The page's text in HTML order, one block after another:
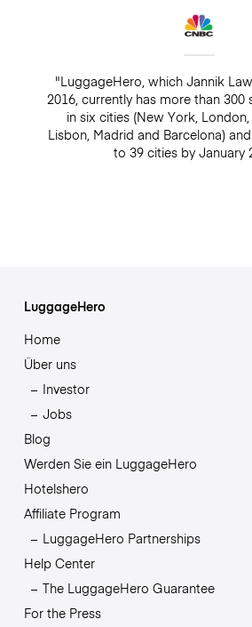
"LuggageHero, which Jannik
2016, currently has more than
in six cities (New York,
Lisbon, Madrid and Barcelona)
to 39 cities by January
LuggageHero
Home
Über uns
Investor
Jobs
Blog
Werden Sie ein LuggageHero
Hotelshero
Affiliate Program
LuggageHero Partnerships
Help Center
The LuggageHero Guarantee
For the Press